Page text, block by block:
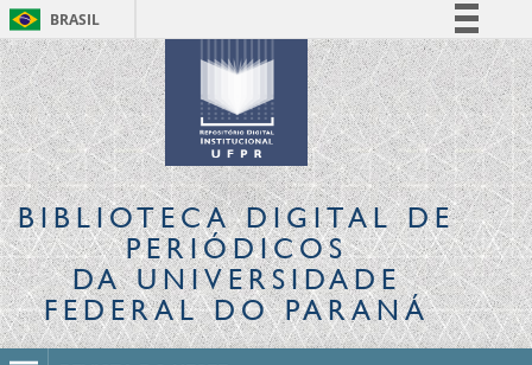
BRASIL
Simplifique!
Comunica BR
Participe
Acesso à informação
Legislação
Canais
BIBLIOTECA DIGITALDE
PERIÓDICOS
DA UNIVERSIDADE
FEDERAL DO PARANÁ